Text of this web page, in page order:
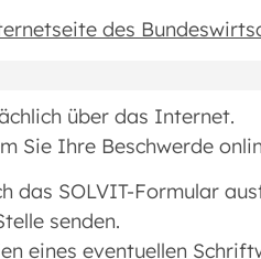
des
über das Internet.
Sie Ihre Beschwerde
das SOLVIT-Formular
senden.
eines eventuellen